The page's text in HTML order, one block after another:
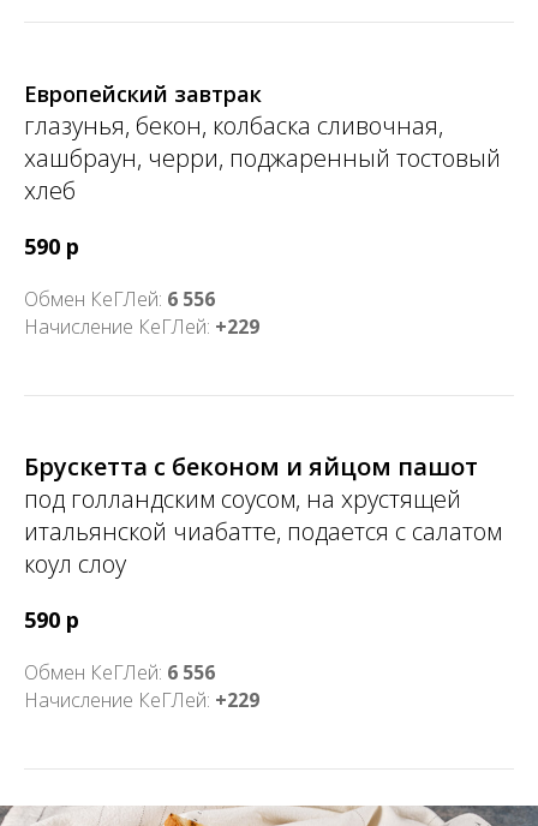
Европейский завтрак
глазунья, бекон, колбаска сливочная,
хашбраун, черри, поджаренный тостовый
хлеб
590 р
Обмен КеГЛей: 6 556
Начисление КеГЛей: +229
Брускетта с беконом и яйцом пашот
под голландским соусом, на хрустящей
итальянской чиабатте, подается с салатом
коул слоу
590 р
Обмен КеГЛей: 6 556
Начисление КеГЛей: +229